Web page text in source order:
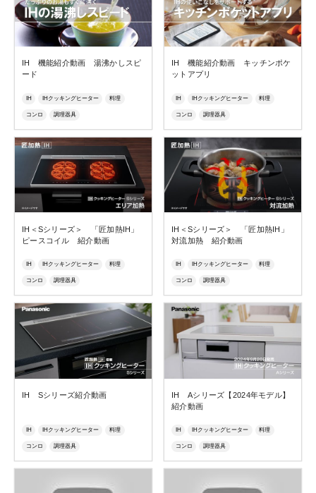
IH 機能紹介動画 湯沸かしスピ
ード
IH IHクッキングヒーター 料理
コンロ 調理器具
IH 機能紹介動画 キッチンポケ
ットアプリ
IH IHクッキングヒーター 料理
コンロ 調理器具
IH＜Sシリーズ＞ 「匠加熱IH」
ピースコイル 紹介動画
IH IHクッキングヒーター 料理
コンロ 調理器具
IH＜Sシリーズ＞ 「匠加熱IH」
対流加熱 紹介動画
IH IHクッキングヒーター 料理
コンロ 調理器具
IH Sシリーズ紹介動画
IH IHクッキングヒーター 料理
コンロ 調理器具
IH Aシリーズ【2024年モデル】
紹介動画
IH IHクッキングヒーター 料理
コンロ 調理器具